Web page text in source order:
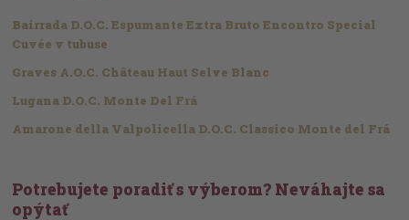
Bairrada D.O.C. Espumante Extra Bruto Encontro Special
Cuvée v tubuse
Graves A.O.C. Château Haut Selve Blanc
Lugana D.O.C. Monte Del Frá
Amarone della Valpolicella D.O.C. Classico Monte del Frá
Potrebujete poradiť s výberom? Neváhajte sa
opýtať